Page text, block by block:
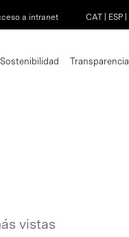
a intranet CAT ESP
Sostenibilidad Transparencia
vistas